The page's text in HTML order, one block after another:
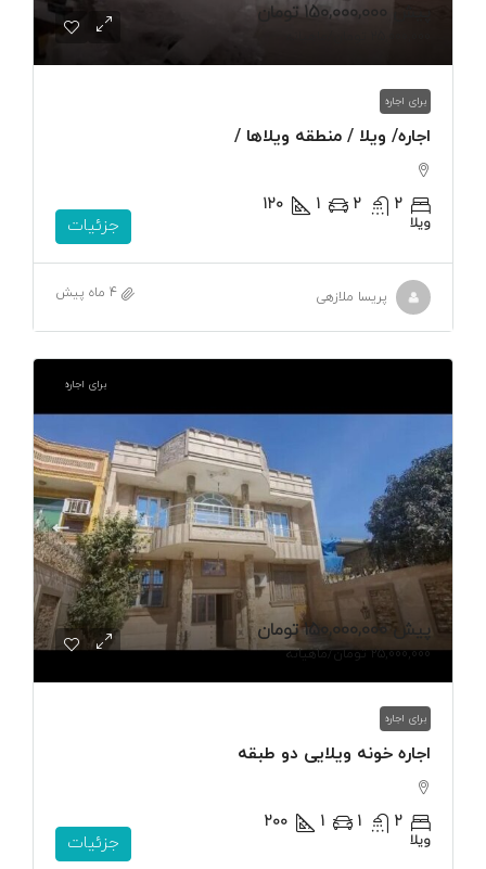
150,000,000 تومان
برای اجاره
اجاره/ ویلا / منطقه ویلاها /
2
2
1
120
ویلا جزئیات
پریسا ملازهی 4 ماه پیش
برای اجاره
پیش150,000,000 تومان
25,000,000 تومان /ماهیانه
برای اجاره
اجاره خونه ویلایی دو طبقه
2
1
1
200
ویلا جزئیات